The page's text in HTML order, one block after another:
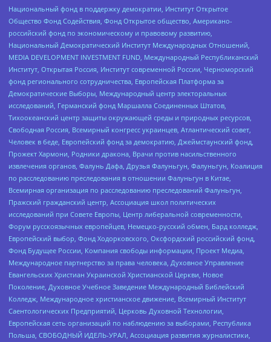
Национальный фонд в поддержку демократии, Институт Открытое
Общество Фонд Содействия, Фонд Открытое общество, Американо-
российский фонд по экономическому и правовому развитию,
Национальный Демократический Институт Международных Отношений,
MEDIA DEVELOPMENT INVESTMENT FUND, Международный Республиканский
Институт, Открытая Россия, Институт современной России, Черноморский
фонд регионального сотрудничества, Европейская Платформа за
Демократические Выборы, Международный центр электоральных
исследований, Германский фонд Маршалла Соединенных Штатов,
Тихоокеанский центр защиты окружающей среды и природных ресурсов,
Свободная Россия, Всемирный конгресс украинцев, Атлантический совет,
Человек в беде, Европейский фонд за демократию, Джеймстаунский фонд,
Прожект Хармони, Родники дракона, Врачи против насильственного
извлечения органов, Фалунь Дафа, Друзья Фалуньгун, Фалуньгун, Коалиция
по расследованию преследования в отношении Фалуньгун в Китае,
Всемирная организация по расследованию преследований Фалуньгун,
Пражский гражданский центр, Ассоциация школ политических
исследований при Совете Европы, Центр либеральной современности,
Форум русскоязычных европейцев, Немецко-русский обмен, Бард колледж,
Европейский выбор, Фонд Ходорковского, Оксфордский российский фонд,
Фонд Будущее России, Компания свободы информации, Проект Медиа,
Международное партнерство за права человека, Духовное Управление
Евангельских Христиан Украинской Христианской Церкви, Новое
Поколение, Духовное Учебное Заведение Международный Библейский
Колледж, Международное христианское движение, Всемирный Институт
Саентологических Предприятий, Церковь Духовной Технологии,
Европейская сеть организаций по наблюдению за выборами, Республика
Польша, СВОБОДНЫЙ ИДЕЛЬ-УРАЛ, Ассоциация развития журналистики,